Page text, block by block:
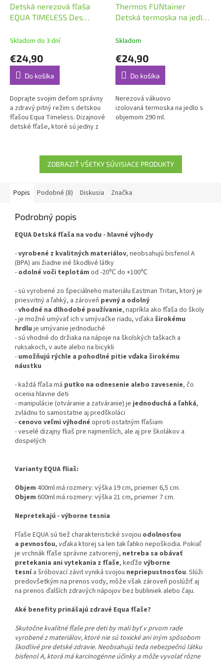
Detská nerezová fľaša
EQUA TIMELESS Des
Skladom do 3 dní
€24,90
Do košíka
Doprajte svojim deťom správny
a zdravý pitný režim s detskou
fľašou Equa Timeless. Dizajnové
detské fľaše, ktoré sú jedny z
Thermos FUNtainer
Detská termoska na jedlo
Skladom
€24,90
Do košíka
Nerezová vákuovo
izolovaná termoska na jedlo s
objemom 290 ml.
ZOBRAZIŤ VŠETKY SÚVISIACE PRODUKTY
Popis Podobné (8) Diskusia Značka
Podrobný popis
EQUA Detská fľaša na vodu - hlavné výhody
-vyrobené z kvalitných materiálov, neobsahujú bisfenol A
(BPA) ani žiadne iné škodlivé látky
- odolné voči teplotám od -20℃ do +100℃
- sú vyrobené zo špeciálneho materiálu Eastman Tritan, ktorý je
priesvitný a ľahký, a zároveň pevný a odolný
-vhodné na dlhodobé používanie, napríkla ako fľaša do školy
- je možné umývať ich v umývačke riadu, vďaka širokému
hrdlu je umývanie jednoduché
- sú vhodné do držiaka na nápoje na školských taškach a
ruksakoch, v aute alebo na bicykli
- umožňujú rýchle a pohodlné pitie vďaka širokému
náustku
- každá fľaša má putko na odnesenie alebo zavesenie, čo
ocenia hlavne deti
- manipulácie (otváranie a zatváranie) je jednoduchá a ľahká,
zvládnu to samostatne aj predškoláci
- cenovo veľmi výhodné oproti ostatným fľašiam
- veselé dizajny fliaš pre najmenších, ale aj pre školákov a
dospelých
Varianty EQUA fliaš:
Objem 400ml má rozmery: výška 19 cm, priemer 6,5 cm.
Objem 600ml má rozmery: výška 21 cm, priemer 7 cm.
Nepretekajú - výborne tesnia
Fľaše EQUA sú tiež charakteristické svojou odolnosťou
a pevnosťou, vďaka ktorej sa len tak ľahko nepoškodia. Pokiaľ
je vrchnák fľaše správne zatvorený, netreba sa obávať
pretekania ani vytekania z fľaše, keďže výborne
tesnía šróbovací závit vyniká svojou nepriepustnosťou. Slúži
predovšetkým na prenos vody, môže však zároveň poslúžiť aj
na prenos ďalších zdravých nápojov bez bubliniek alebo čaju.
Aké benefity prinášajú zdravé Equa fľaše?
Skutočne kvalitné fľaše pre deti by mali byť v prvom rade
vyrobené z materiálov, ktoré nie sú toxické ani iným spôsobom
škodlivé pre detské zdravie. Neobsahujú teda nebezpečnú látku
bisfenol A, ktorá má karcinogénne účinky a môže vyvolať rôzne